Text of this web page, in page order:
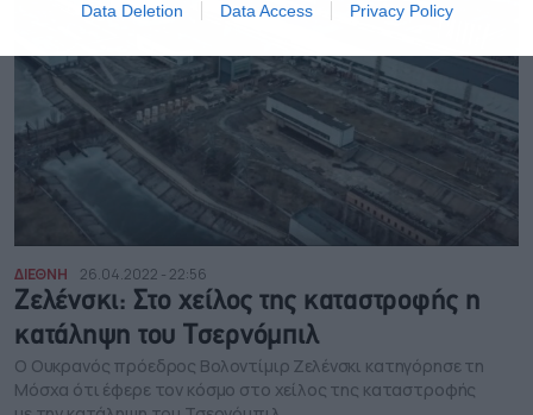
Data Deletion Data Access Privacy Policy
ΔΙΕΘΝΗ 26.04.2022 - 22:56
Ζελένσκι: Στο χείλος της καταστροφής η
κατάληψη του Τσερνόμπιλ
Ο Ουκρανός πρόεδρος Βολοντίμιρ Ζελένσκι κατηγόρησε τη
Μόσχα ότι έφερε τον κόσμο στο χείλος της καταστροφής